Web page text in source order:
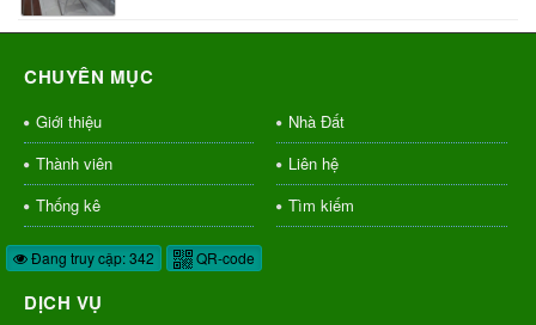
CHUYÊN MỤC
Giới thiệu
Nhà Đất
Thành viên
Liên hệ
Thống kê
Tìm kiếm
Đang truy cập: 342 QR-code
DỊCH VỤ